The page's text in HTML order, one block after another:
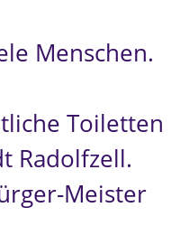
Menschen.
Toiletten
Radolfzell.
Meister